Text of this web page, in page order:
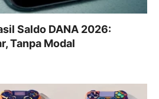
Saldo DANA 2026:
Tanpa Modal